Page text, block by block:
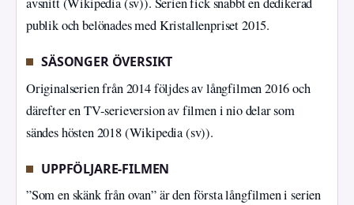
publik och belönades med Kristallenpriset 2015.
SÄSONGER ÖVERSIKT
Originalserien från 2014 följdes av långfilmen 2016 och
därefter en TV-serieversion av filmen i nio delar som
sändes hösten 2018 (Wikipedia (sv)).
UPPFÖLJARE-FILMEN
”Som en skänk från ovan” är den första långfilmen i serien